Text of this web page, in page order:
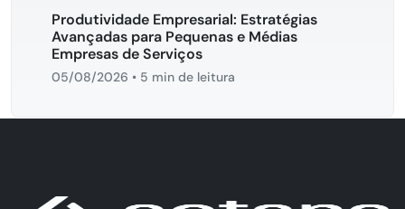
Produtividade Empresarial: Estratégias
Avançadas para Pequenas e Médias
Empresas de Serviços
05/08/2026 • 5 min de leitura